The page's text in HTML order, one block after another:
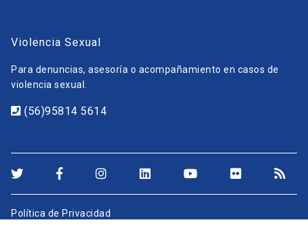
Violencia Sexual
Para denuncias, asesoría o acompañamiento en casos de
violencia sexual.
(56)95814 5614
Política de Privacidad